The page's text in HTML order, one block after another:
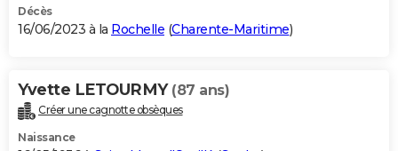
Décès
16/06/2023 à la Rochelle (Charente-Maritime)
Yvette LETOURMY (87 ans)
Créer une cagnotte obsèques
Naissance